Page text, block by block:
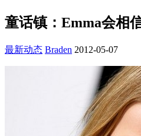
童话镇：Emma会相
最新动态 Braden 2012-05-07